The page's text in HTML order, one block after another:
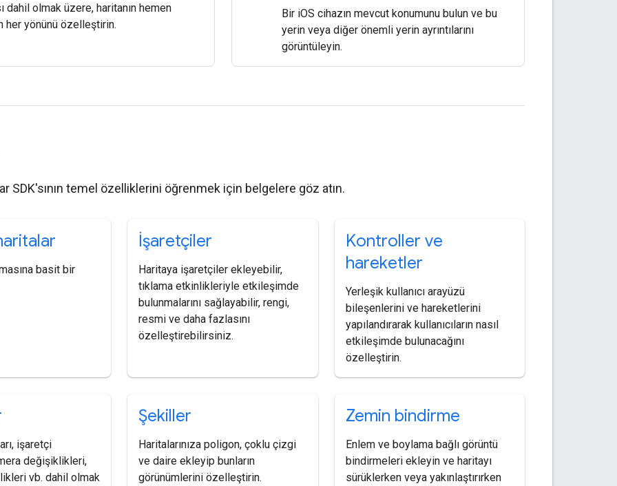
dahil olmak üzere, haritanın hemen
her yönünü özelleştirin.
Bir iOS cihazın mevcut konumunu bulun ve bu
yerin veya diğer önemli yerin ayrıntılarını
görüntüleyin.
SDK'sının temel özelliklerini öğrenmek için belgelere göz atın.
basit bir
İşaretçiler
Haritaya işaretçiler ekleyebilir,
tıklama etkinlikleriyle etkileşimde
bulunmalarını sağlayabilir, rengi,
resmi ve daha fazlasını
özelleştirebilirsiniz.
Kontroller ve
hareketler
Yerleşik kullanıcı arayüzü
bileşenlerini ve hareketlerini
yapılandırarak kullanıcıların nasıl
etkileşimde bulunacağını
özelleştirin.
işaretçi
değişiklikleri,
vb. dahil olmak
Şekiller
Haritalarınıza poligon, çoklu çizgi
ve daire ekleyip bunların
görünümlerini özelleştirin.
Zemin bindirme
Enlem ve boylama bağlı görüntü
bindirmeleri ekleyin ve haritayı
sürüklerken veya yakınlaştırırken